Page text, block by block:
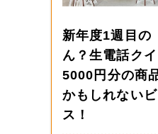
新年度1週目の
ん？生電話ク
5000円分の商
かもしれない
ス！